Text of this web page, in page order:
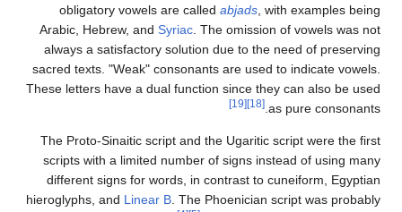
obligatory vowels are called abjads , with examples being
Arabic, Hebrew, and Syriac . The omission of vowels was not
always a satisfactory solution due to the need of preserving
sacred texts. "Weak" consonants are used to indicate vowels.
These letters have a dual function since they can also be used
as pure consonants.
[18]
[19]
The Proto-Sinaitic script and the Ugaritic script were the first
scripts with a limited number of signs instead of using many
different signs for words, in contrast to cuneiform, Egyptian
hieroglyphs, and Linear B . The Phoenician script was probably